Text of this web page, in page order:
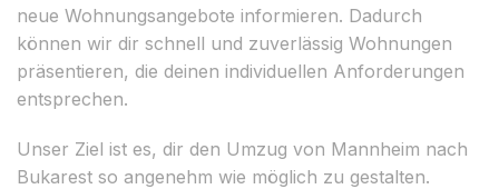
neue Wohnungsangebote informieren. Dadurch
können wir dir schnell und zuverlässig Wohnungen
präsentieren, die deinen individuellen Anforderungen
entsprechen.
Unser Ziel ist es, dir den Umzug von Mannheim nach
Bukarest so angenehm wie möglich zu gestalten.